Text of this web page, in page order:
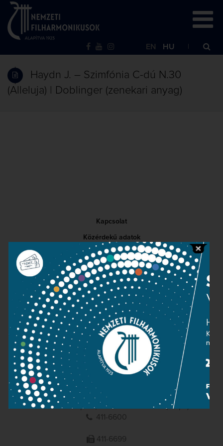
EN HU
Haydn J. – Szimfónia C-dú N.30
(Alleluja) | Doblinger (zenekari anyag)
Kapcsolat
Közérdekű adatok
Sajtószoba
Adatvédelem
Impresszum
NEMZETI
FILHARMONIKUSOK
1095 Budapest, Komor Marcell u. 1. (Müpa)
411-6600
411-6699